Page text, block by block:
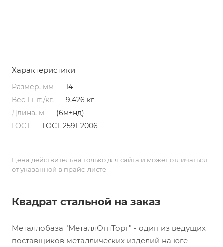
Характеристики
Размер, мм — 14
Вес 1 шт./кг. — 9.426 кг
Длина, м — (6м+нд)
ГОСТ — ГОСТ 2591-2006
Цена действительна только для сайта и может отличаться
от указанной в прайс-листе
Квадрат стальной на заказ
Металлобаза "МеталлОптТорг" - один из ведущих
поставщиков металлических изделий на юге